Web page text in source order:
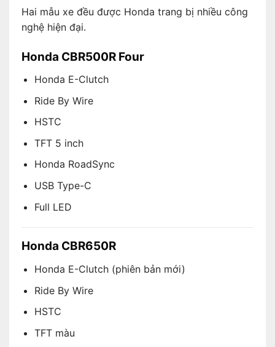
Hai mẫu xe đều được Honda trang bị nhiều công
nghệ hiện đại.
Honda CBR500R Four
Honda E-Clutch
Ride By Wire
HSTC
TFT 5 inch
Honda RoadSync
USB Type-C
Full LED
Honda CBR650R
Honda E-Clutch (phiên bản mới)
Ride By Wire
HSTC
TFT màu